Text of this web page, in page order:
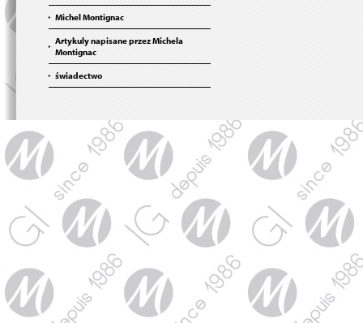
Michel Montignac
Artykuly napisane przez Michela
Montignac
świadectwo